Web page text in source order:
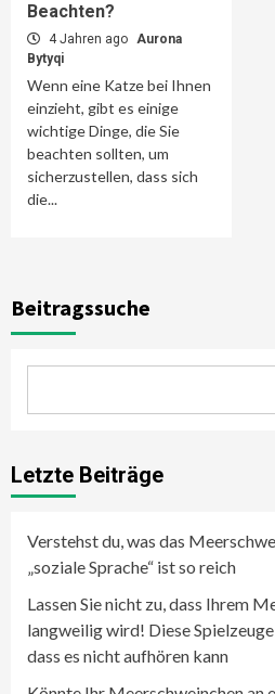
Beachten?
4 Jahren ago Aurona
Bytyqi
Wenn eine Katze bei Ihnen
einzieht, gibt es einige
wichtige Dinge, die Sie
beachten sollten, um
sicherzustellen, dass sich
die...
Beitragssuche
Letzte Beiträge
Verstehst du, was das
„soziale Sprache“ ist so reich
Lassen Sie nicht zu, dass Ihrem
langweilig wird! Diese
dass es nicht aufhören kann